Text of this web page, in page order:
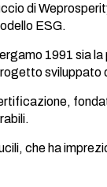
di
ESG.
1991
sviluppato
che ha